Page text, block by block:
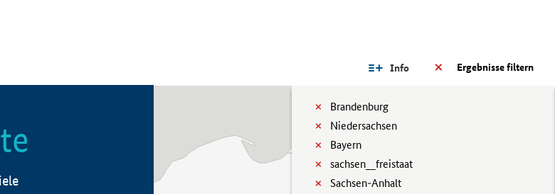
Ergebnisse filtern
Info
Brandenburg
Niedersachsen
Bayern
sachsen__freistaat
Sachsen-Anhalt